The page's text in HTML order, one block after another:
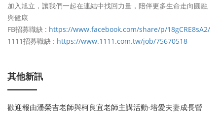
加入旭立，讓我們一起在連結中找回力量， 陪伴更多生命走向圓融
與健康
FB招募職缺 : https://www.facebook.com/share/p/18gCRE8sA2/
1111招募職缺 : https://www.1111.com.tw/job/75670518
其他新訊
歡迎報由潘榮吉老師與柯良宜老師主講活動-培愛夫妻成長營